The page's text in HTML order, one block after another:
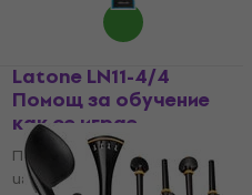
Latone LN11-4/4
Помощ за обучение
как се играе
Помощ за обучение как се
играе